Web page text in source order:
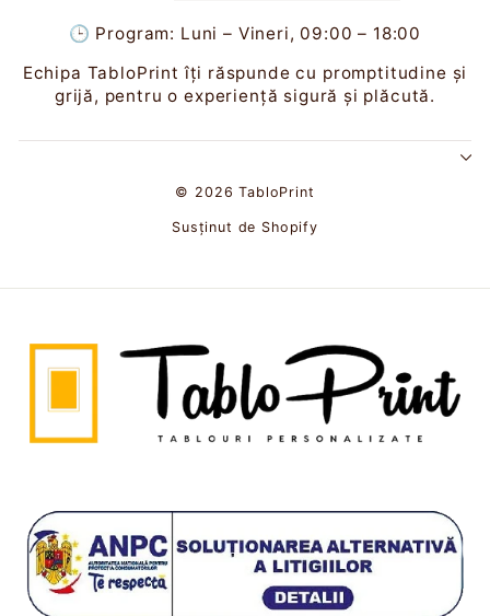
🕒 Program: Luni – Vineri, 09:00 – 18:00
Echipa TabloPrint îți răspunde cu promptitudine și
grijă, pentru o experiență sigură și plăcută.
© 2026 TabloPrint
Susținut de Shopify